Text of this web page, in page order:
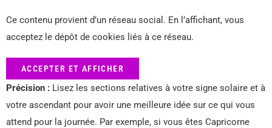
Ce contenu provient d’un réseau social. En l’affichant, vous
acceptez le dépôt de cookies liés à ce réseau.
ACCEPTER ET AFFICHER
Précision : Lisez les sections relatives à votre signe solaire et à
votre ascendant pour avoir une meilleure idée sur ce qui vous
attend pour la journée. Par exemple, si vous êtes Capricorne